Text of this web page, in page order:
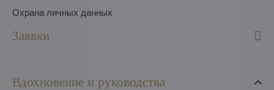
Охрана личных данных
Заявки
Вдохновение и руководства